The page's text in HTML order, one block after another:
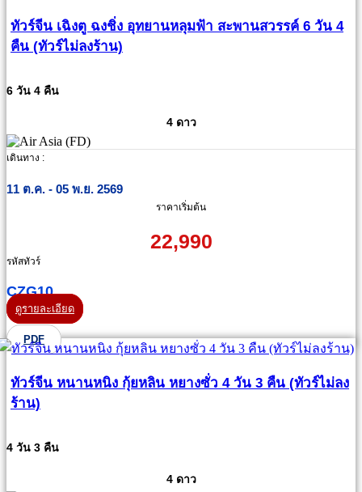
ทัวร์จีน เฉิงตู ฉงชิ่ง อุทยานหลุมฟ้า สะพานสวรรค์ 6 วัน 4
คืน (ทัวร์ไม่ลงร้าน)
6 วัน 4 คืน
4 ดาว
เดินทาง :
11 ต.ค. - 05 พ.ย. 2569
ราคาเริ่มต้น
22,990
รหัสทัวร์
CZG10
ดูรายละเอียด
PDF
ทัวร์จีน หนานหนิง กุ้ยหลิน หยางซั่ว 4 วัน 3 คืน (ทัวร์ไม่ลง
ร้าน)
4 วัน 3 คืน
4 ดาว